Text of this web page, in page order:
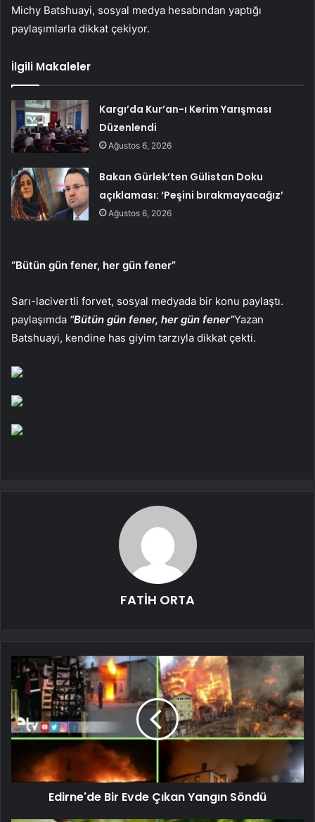
Michy Batshuayi, sosyal medya hesabından yaptığı
paylaşımlarla dikkat çekiyor.
İlgili Makaleler
Kargı’da Kur’an-ı Kerim Yarışması
Düzenlendi
Ağustos 6, 2026
Bakan Gürlek’ten Gülistan Doku
açıklaması: ‘Peşini bırakmayacağız’
Ağustos 6, 2026
“Bütün gün fener, her gün fener”
Sarı-lacivertli forvet, sosyal medyada bir konu paylaştı.
paylaşımda “Bütün gün fener, her gün fener”Yazan
Batshuayi, kendine has giyim tarzıyla dikkat çekti.
FATİH ORTA
Edirne'de Bir Evde Çıkan Yangın Söndü